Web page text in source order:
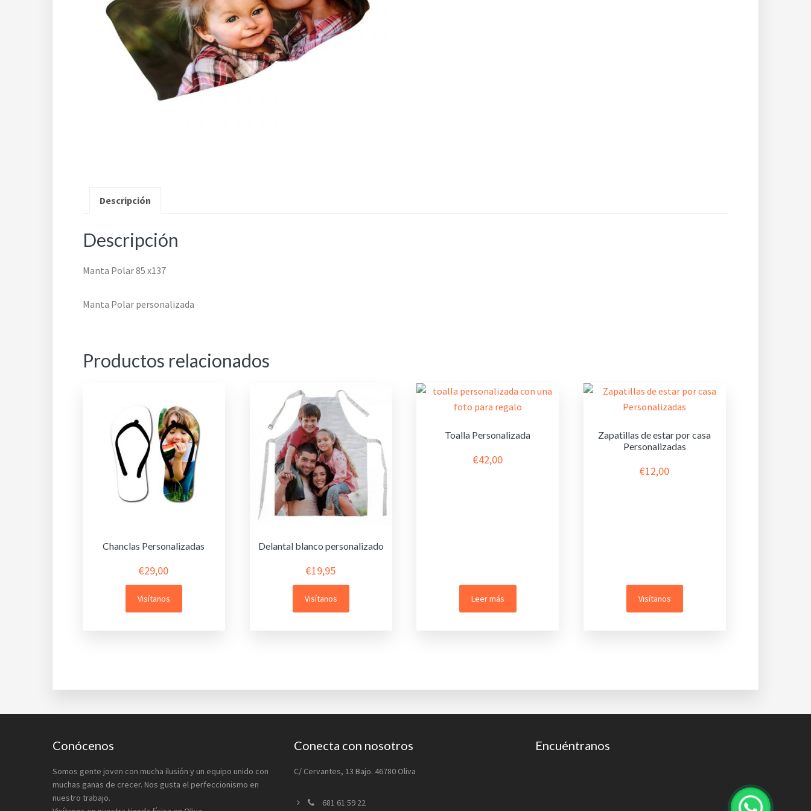
Descripción
Descripción
Manta Polar 85 x137
Manta Polar personalizada
Productos relacionados
Chanclas Personalizadas
€29,00
Visítanos
Delantal blanco personalizado
€19,95
Visítanos
Toalla Personalizada
€42,00
Leer más
Zapatillas de estar por casa
Personalizadas
€12,00
Visítanos
FooterConócenos
Somos gente joven con mucha ilusión y un equipo unido con
muchas ganas de crecer. Nos gusta el perfeccionismo en
nuestro trabajo.
Conecta con nosotros
C/ Cervantes, 13 Bajo. 46780 Oliva
681 61 59 22
Encuéntranos